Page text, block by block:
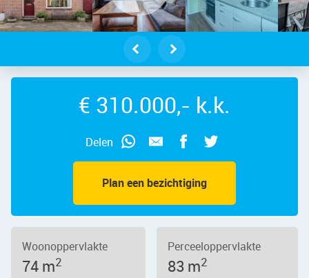
Plan een bezichtiging
Delen
€ 310.000,- k.k.
Woonoppervlakte
74 m2
Perceeloppervlakte
83 m2